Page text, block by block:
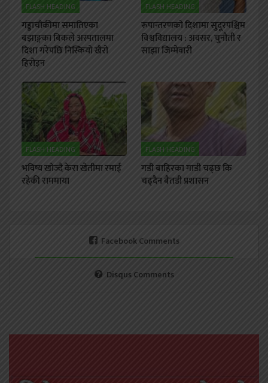
FLASH HEADING
गड्डाचौकीमा समातिएका
बझाङ्गका बिकले अस्पतालमा
दिशा गरेपछि निस्कियो खैरो
हिरोइन
FLASH HEADING
रूपान्तरणको दिशामा सुदूरपश्चिम
विश्वविद्यालय : अवसर, चुनौती र
साझा जिम्मेवारी
FLASH HEADING
भविष्य खोज्दै केरा खेतीमा रमाई
रहेकी राममाया
FLASH HEADING
गडी बाहिरका गाडी चढ्छ कि
चढ्दैन बैतडी प्रशासन
Facebook Comments
Disqus Comments